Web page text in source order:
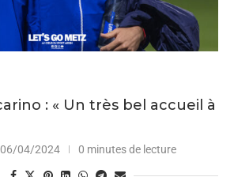
: « Un très bel accueil à
06/04/2024 0 minutes de lecture